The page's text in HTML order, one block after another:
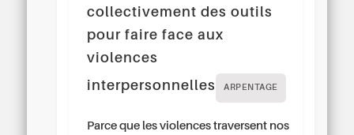
collectivement des outils
pour faire face aux
violences
interpersonnelles
ARPENTAGE
Parce que les violences traversent nos